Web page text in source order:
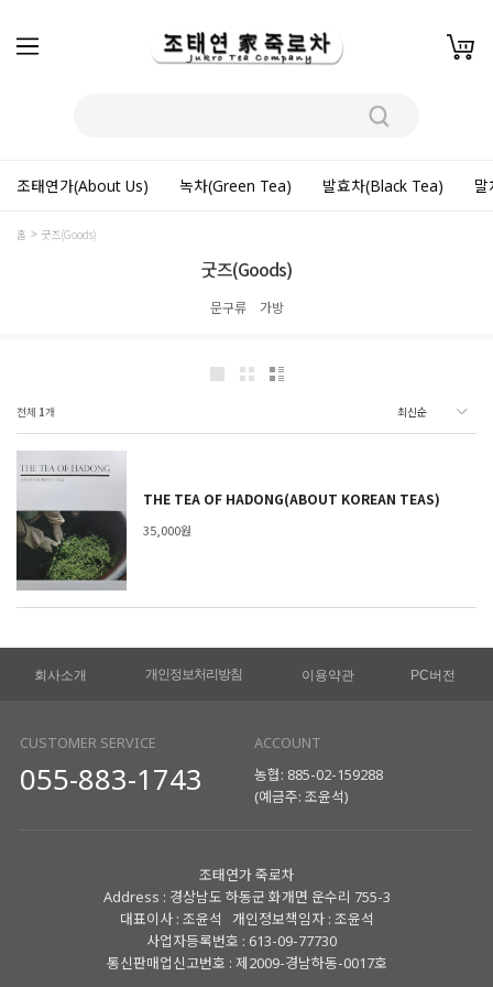
조태연가(About Us) 녹차(Green Tea) 발효차(Black Tea)
홈 굿즈(Goods)
굿즈(Goods)
문구류 가방
전체 1개
THE TEA OF HADONG(ABOUT KOREAN TEAS)
35,000원
회사소개 개인정보처리방침 이용약관 PC버전
CUSTOMER SERVICE
055-883-1743
ACCOUNT
농협: 885-02-159288
(예금주: 조윤석)
조태연가 죽로차
Address : 경상남도 하동군 화개면 운수리 755-3
대표이사 : 조윤석 개인정보책임자 : 조윤석
사업자등록번호 : 613-09-77730
통신판매업신고번호 : 제2009-경남하동-0017호